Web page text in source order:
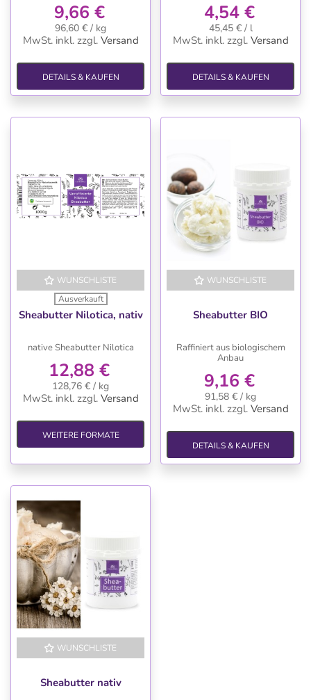
9,66 €
96,60 € / kg
MwSt. inkl. zzgl. Versand
DETAILS & KAUFEN
4,54 €
45,45 € / l
MwSt. inkl. zzgl. Versand
DETAILS & KAUFEN
WUNSCHLISTE
Ausverkauft
Sheabutter Nilotica, nativ
native Sheabutter Nilotica
12,88 €
128,76 € / kg
MwSt. inkl. zzgl. Versand
WEITERE FORMATE
WUNSCHLISTE
Sheabutter BIO
Raffiniert aus biologischem
Anbau
9,16 €
91,58 € / kg
MwSt. inkl. zzgl. Versand
DETAILS & KAUFEN
WUNSCHLISTE
Sheabutter nativ